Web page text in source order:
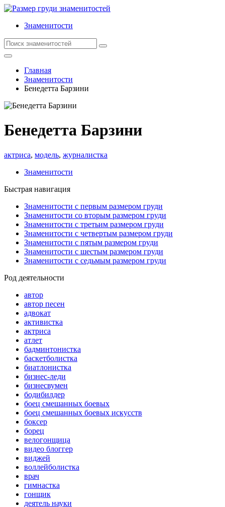
Знаменитости
Главная
Знаменитости
Бенедетта Барзини
Бенедетта Барзини
актриса, модель, журналистка
Знаменитости
Быстрая навигация
Знаменитости с первым размером груди
Знаменитости со вторым размером груди
Знаменитости с третьим размером груди
Знаменитости с четвертым размером груди
Знаменитости с пятым размером груди
Знаменитости с шестым размером груди
Знаменитости с седьмым размером груди
Род деятельности
автор
автор песен
адвокат
активистка
актриса
атлет
бадминтонистка
баскетболистка
биатлонистка
бизнес-леди
бизнесвумен
бодибилдер
боец смешанных боевых
боец смешанных боевых искусств
боксер
борец
велогонщица
видео блоггер
виджей
воллейболистка
врач
гимнастка
гонщик
деятель науки